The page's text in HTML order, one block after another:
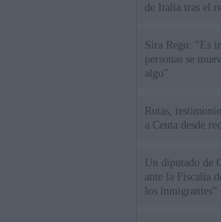
de Italia tras el
Sira Rego: "Es
personas se
algo"
Rutas,
a Ceuta desde
Un diputado de
ante la Fiscalía
los inmigrantes”